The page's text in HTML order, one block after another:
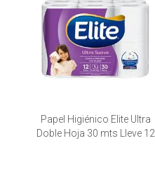
Papel Higiénico Elite Ultra
Doble Hoja 30 mts Lleve 12